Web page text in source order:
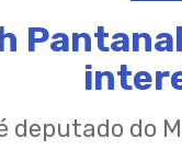
deputado do